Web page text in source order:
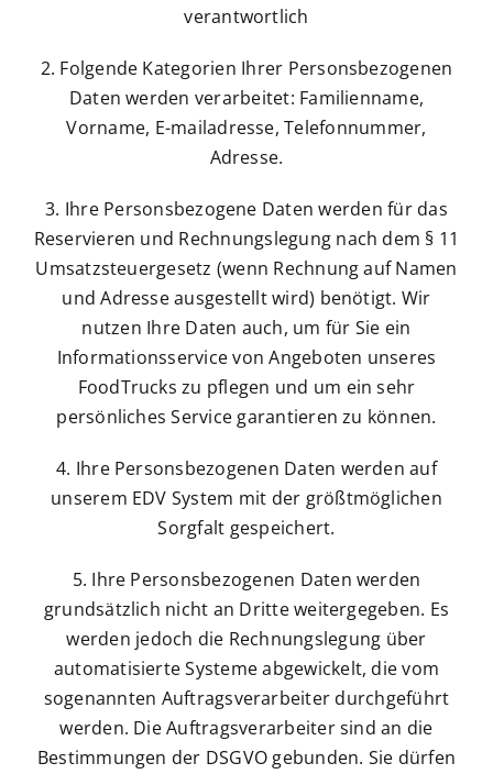
verantwortlich
2. Folgende Kategorien Ihrer Personsbezogenen
Daten werden verarbeitet: Familienname,
Vorname, E-mailadresse, Telefonnummer,
Adresse.
3. Ihre Personsbezogene Daten werden für das
Reservieren und Rechnungslegung nach dem § 11
Umsatzsteuergesetz (wenn Rechnung auf Namen
und Adresse ausgestellt wird) benötigt. Wir
nutzen Ihre Daten auch, um für Sie ein
Informationsservice von Angeboten unseres
FoodTrucks zu pflegen und um ein sehr
persönliches Service garantieren zu können.
4. Ihre Personsbezogenen Daten werden auf
unserem EDV System mit der größtmöglichen
Sorgfalt gespeichert.
5. Ihre Personsbezogenen Daten werden
grundsätzlich nicht an Dritte weitergegeben. Es
werden jedoch die Rechnungslegung über
automatisierte Systeme abgewickelt, die vom
sogenannten Auftragsverarbeiter durchgeführt
werden. Die Auftragsverarbeiter sind an die
Bestimmungen der DSGVO gebunden. Sie dürfen